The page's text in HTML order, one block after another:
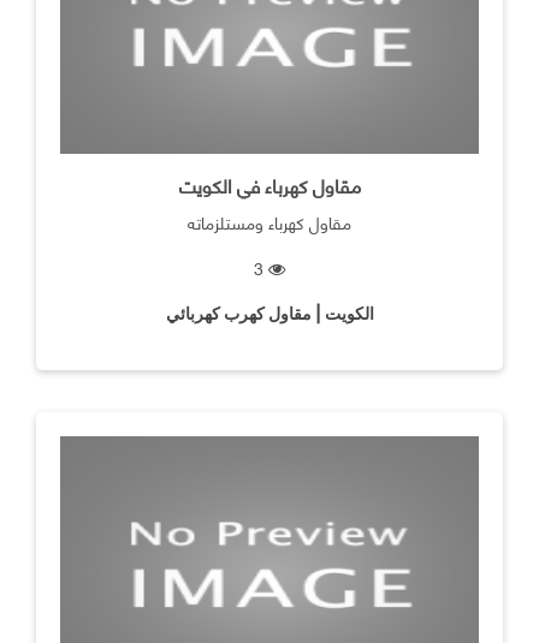
مقاول كهرباء في الكويت
مقاول كهرباء ومستلزماته
الكويت | مقاول كهرب كهربائي